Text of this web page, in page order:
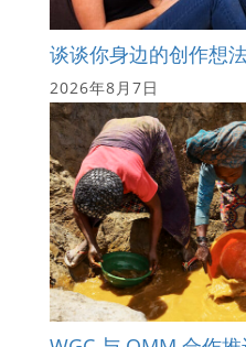
谈谈你身边的创作想
2026年8月7日